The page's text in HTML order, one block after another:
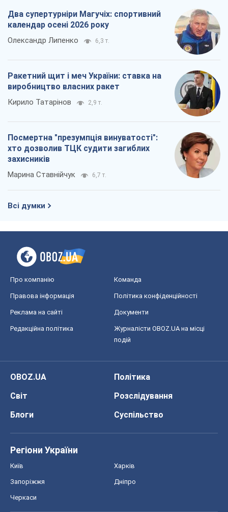
Два супертурніри Магучіх: спортивний
календар осені 2026 року
Олександр Липенко 6,3 т.
Ракетний щит і меч України: ставка на
виробництво власних ракет
Кирило Татарінов 2,9 т.
Посмертна "презумпція винуватості":
хто дозволив ТЦК судити загиблих
захисників
Марина Ставнійчук 6,7 т.
Всі думки
Про компанію Команда
Правова інформація Політика конфіденційності
Реклама на сайті Документи
Редакційна політика
Журналісти OBOZ.UA на місці
подій
OBOZ.UA
Політика
Світ
Розслідування
Блоги
Суспільство
Регіони України
Київ Харків
Запоріжжя Дніпро
Черкаси